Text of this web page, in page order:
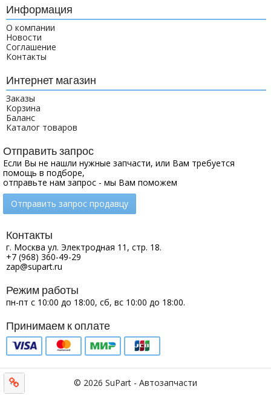
Информация
О компании
Новости
Соглашение
Контакты
Интернет магазин
Заказы
Корзина
Баланс
Каталог товаров
Отправить запрос
Если Вы не нашли нужные запчасти, или Вам требуется
помощь в подборе,
отправьте нам запрос - мы Вам поможем
Отправить запрос продавцу
Контакты
г. Москва ул. Электродная 11, стр. 18.
+7 (968) 360-49-29
zap@supart.ru
Режим работы
пн-пт с 10:00 до 18:00, сб, вс 10:00 до 18:00.
Принимаем к оплате
© 2026 SuPart - Автозапчасти